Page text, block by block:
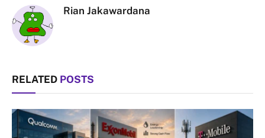
Rian Jakawardana
RELATED POSTS